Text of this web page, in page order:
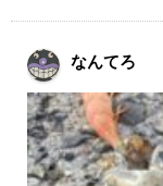
なんてろ